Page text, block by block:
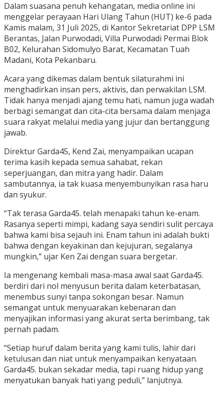
Dalam suasana penuh kehangatan, media online ini
menggelar perayaan Hari Ulang Tahun (HUT) ke-6 pada
Kamis malam, 31 Juli 2025, di Kantor Sekretariat DPP LSM
Berantas, Jalan Purwodadi, Villa Purwodadi Permai Blok
B02, Kelurahan Sidomulyo Barat, Kecamatan Tuah
Madani, Kota Pekanbaru.
Acara yang dikemas dalam bentuk silaturahmi ini
menghadirkan insan pers, aktivis, dan perwakilan LSM.
Tidak hanya menjadi ajang temu hati, namun juga wadah
berbagi semangat dan cita-cita bersama dalam menjaga
suara rakyat melalui media yang jujur dan bertanggung
jawab.
Direktur Garda45, Kend Zai, menyampaikan ucapan
terima kasih kepada semua sahabat, rekan
seperjuangan, dan mitra yang hadir. Dalam
sambutannya, ia tak kuasa menyembunyikan rasa haru
dan syukur.
“Tak terasa Garda45. telah menapaki tahun ke-enam.
Rasanya seperti mimpi, kadang saya sendiri sulit percaya
bahwa kami bisa sejauh ini. Enam tahun ini adalah bukti
bahwa dengan keyakinan dan kejujuran, segalanya
mungkin,” ujar Ken Zai dengan suara bergetar.
Ia mengenang kembali masa-masa awal saat Garda45.
berdiri dari nol menyusun berita dalam keterbatasan,
menembus sunyi tanpa sokongan besar. Namun
semangat untuk menyuarakan kebenaran dan
menyajikan informasi yang akurat serta berimbang, tak
pernah padam.
“Setiap huruf dalam berita yang kami tulis, lahir dari
ketulusan dan niat untuk menyampaikan kenyataan.
Garda45. bukan sekadar media, tapi ruang hidup yang
menyatukan banyak hati yang peduli,” lanjutnya.